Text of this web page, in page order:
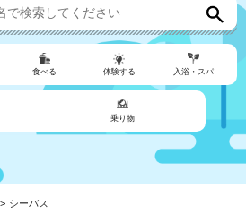
食べる 体験する 入浴・スパ
乗り物
シーバス